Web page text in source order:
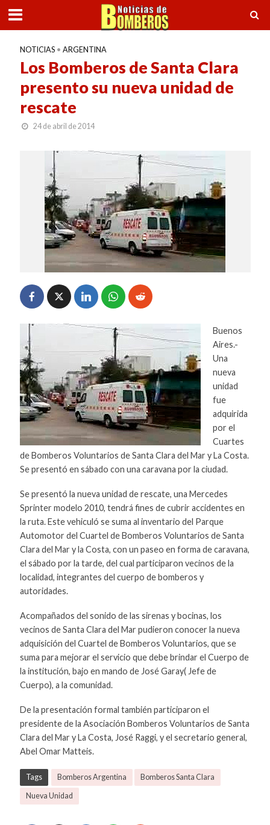
NOTICIAS • ARGENTINA
Los Bomberos de Santa Clara
presento su nueva unidad de
rescate
24 de abril de 2014
Buenos
Aires.-
Una
nueva
unidad
fue
adquirida
por el
Cuartes
de Bomberos Voluntarios de Santa Clara del Mar y La Costa.
Se presentó en sábado con una caravana por la ciudad.
Se presentó la nueva unidad de rescate, una Mercedes
Sprinter modelo 2010, tendrá fines de cubrir accidentes en
la ruta. Este vehiculó se suma al inventario del Parque
Automotor del Cuartel de Bomberos Voluntarios de Santa
Clara del Mar y la Costa, con un paseo en forma de caravana,
el sábado por la tarde, del cual participaron vecinos de la
localidad, integrantes del cuerpo de bomberos y
autoridades.
Acompañados del sonido de las sirenas y bocinas, los
vecinos de Santa Clara del Mar pudieron conocer la nueva
adquisición del Cuartel de Bomberos Voluntarios, que se
suma para mejorar el servicio que debe brindar el Cuerpo de
la institución, bajo en mando de José Garay( Jefe de
Cuerpo), a la comunidad.
De la presentación formal también participaron el
presidente de la Asociación Bomberos Voluntarios de Santa
Clara del Mar y La Costa, José Raggi, y el secretario general,
Abel Omar Matteis.
Tags Bomberos Argentina Bomberos Santa Clara
Nueva Unidad